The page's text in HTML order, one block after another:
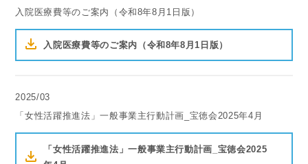
入院医療費等のご案内（令和8年8月1日版）
入院医療費等のご案内（令和8年8月1日版）
2025/03
「女性活躍推進法」一般事業主行動計画_宝徳会2025年4月
「女性活躍推進法」一般事業主行動計画_宝徳会2025